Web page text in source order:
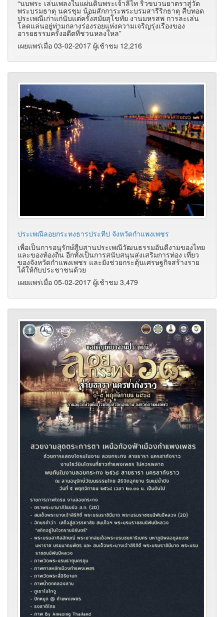
“นบพระ เล่นเพลงในแผ่นดินพระเจ้าลิไท ริ้วขบวนยาตราสู่วัด
พระบรมธาตุ นครชุม น้อมสักการะพระบรมสารีริกธาตุ สืบทอด
ประเพณีเก่าแก่นับแต่ครั้งสมัยสุโขทัย งานมหรสพ การละเล่น
โลดแล่นอยู่ท่ามกลางร่องรอยแห่งความเจริญรุ่งเรืองของ
อารยธรรมครั้งอดีตที่ชวนหลงใหล”
เผยแพร่เมื่อ 03-02-2017 ผู้เช้าชม 12,216
ประเพณีลอยกระทงธารประทีป จังหวัดกำแพงเพชร
เพื่อเป็นการอนุรักษ์สืบสานประเพณีวัฒนธรรมอันดีงามของไทย
และของท้องถิ่น อีกทั้งเป็นการสนับสนุนส่งเสริมการท่อง เที่ยว
ของจังหวัดกำแพงเพชร และยังช่วยกระตุ้นเศรษฐกิจสร้างราย
ได้ให้กับประชาชนด้วย
เผยแพร่เมื่อ 05-02-2017 ผู้เช้าชม 3,479